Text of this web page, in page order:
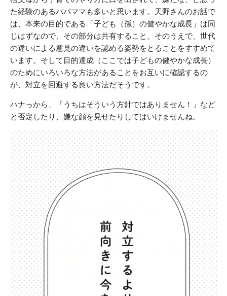
た経験のあるパパママも多いと思います。天野さんのお話で
は、本来の目的である「子ども（孫）の健やかな成長」は同
じはずなので、その部分は共有すること。そのうえで、世代
の違いによる意見の違いを認める姿勢をとることをすすめて
います。そして目的達成（ここでは子どもの健やかな成長）
のためにいろいろな方法があることをお互いに確認するの
が、対立を回避する良い方法だそうです。
ハナっから、「うちはそういう方針ではありません！」など
と否定したり、嫌な顔を見せたりしてはいけませんね。